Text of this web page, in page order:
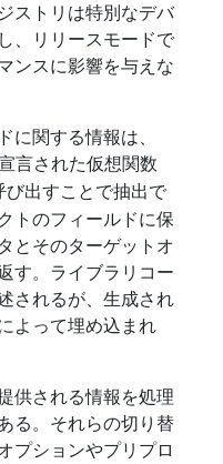
ストリは特別なデバ
、リリースモードで
ンスに影響を与えな
に関する情報は、
言された仮想関数
び出すことで抽出で
トのフィールドに保
とそのターゲットオ
す。ライブラリコー
されるが、生成され
よって埋め込まれ
供される情報を処理
る。それらの切り替
プションやプリプロ